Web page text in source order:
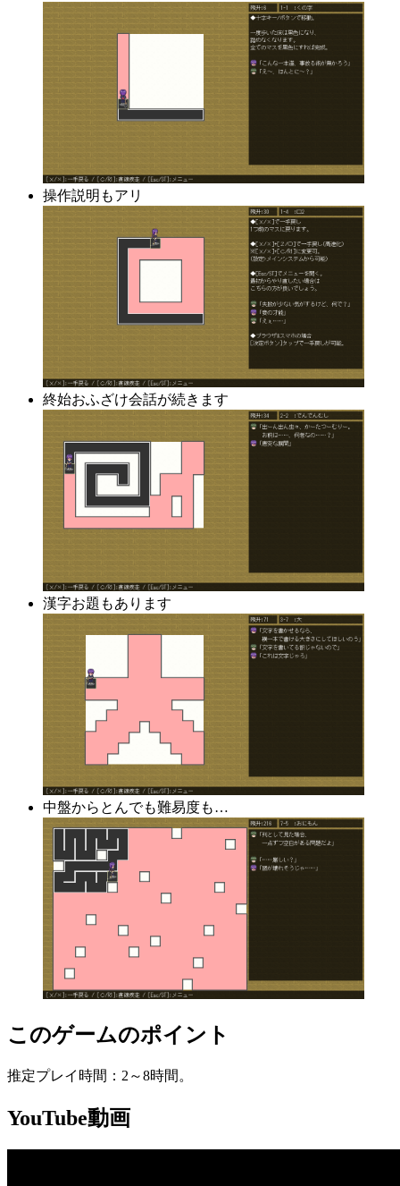
操作説明もアリ
終始おふざけ会話が続きます
漢字お題もあります
中盤からとんでも難易度も…
このゲームのポイント
推定プレイ時間：2～8時間。
YouTube動画